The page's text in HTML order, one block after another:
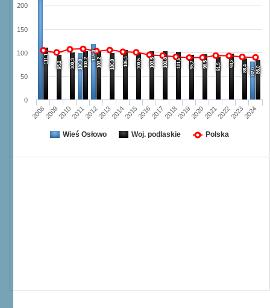
100,0
119,0
82,0
111,1
95,2 100,3 103,2 103,2 100,0 106,1 100,5 103,5 102,8 101,6 95,7 96,5 91,5 98,2
88,4 86,0
20082009201020112012201320142015201620172018201920202021202220232024
0
50
100
150
200
Wieś Osłowo Woj. podlaskie Polska